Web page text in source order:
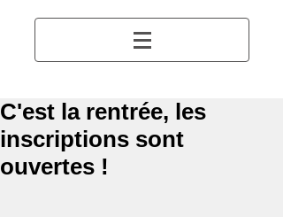
C'est la rentrée, les
inscriptions sont
ouvertes !